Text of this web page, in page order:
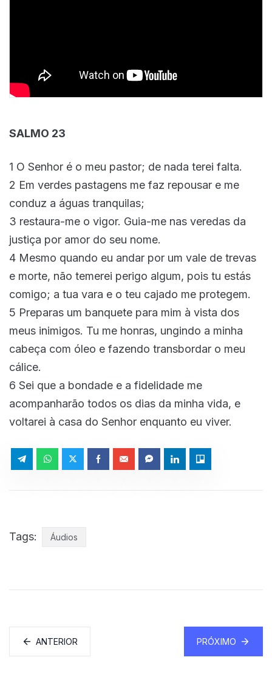
SALMO 23
1 O Senhor é o meu pastor; de nada terei falta.
2 Em verdes pastagens me faz repousar e me
conduz a águas tranquilas;
3 restaura-me o vigor. Guia-me nas veredas da
justiça por amor do seu nome.
4 Mesmo quando eu andar por um vale de trevas
e morte, não temerei perigo algum, pois tu estás
comigo; a tua vara e o teu cajado me protegem.
5 Preparas um banquete para mim à vista dos
meus inimigos. Tu me honras, ungindo a minha
cabeça com óleo e fazendo transbordar o meu
cálice.
6 Sei que a bondade e a fidelidade me
acompanharão todos os dias da minha vida, e
voltarei à casa do Senhor enquanto eu viver.
Tags: Áudios
ANTERIOR PRÓXIMO